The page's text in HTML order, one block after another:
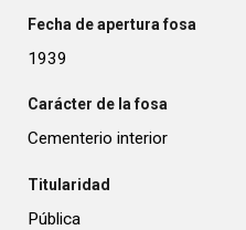
Fecha de apertura fosa
1939
Carácter de la fosa
Cementerio interior
Titularidad
Pública